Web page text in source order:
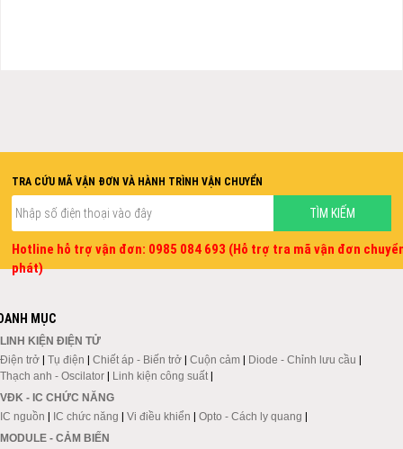
TRA CỨU MÃ VẬN ĐƠN VÀ HÀNH TRÌNH VẬN CHUYỂN
Hotline hỗ trợ vận đơn: 0985 084 693 (Hỗ trợ tra mã vận đơn
phát)
MỤC
LINH KIỆN ĐIỆN TỬ
Điện trở | Tụ điện | Chiết áp - Biến trở | Cuộn cảm | Diode - Chỉnh lưu cầu |
Thạch anh - Oscilator | Linh kiện công suất |
VĐK - IC CHỨC NĂNG
IC nguồn | IC chức năng | Vi điều khiển | Opto - Cách ly quang |
MODULE - CẢM BIẾN